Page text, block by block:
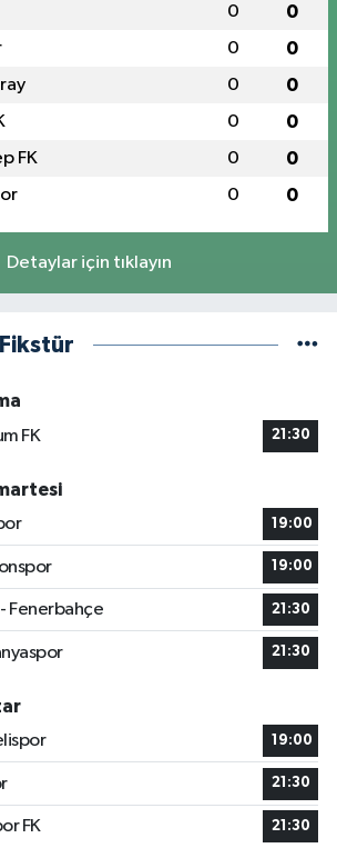
0 0
0 0
0 0
0 0
FK 0 0
0 0
Detaylar için tıklayın
FK
21:30
19:00
19:00
Fenerbahçe 21:30
21:30
19:00
21:30
FK 21:30